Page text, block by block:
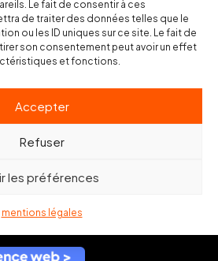
Le fait de consentir à ces
de traiter des données telles que le
ou les ID uniques sur ce site. Le fait de
son consentement peut avoir un effet
et fonctions.
Accepter
Refuser
les préférences
mentions légales
nous ?